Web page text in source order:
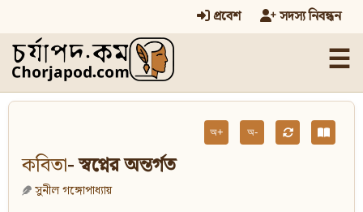
প্রবেশ সদস্য নিবন্ধন
☰
অ+ অ-
কবিতা- স্বপ্নের অন্তৰ্গত
সুনীল গঙ্গোপাধ্যায়